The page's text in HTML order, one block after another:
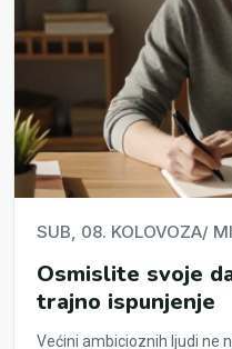
SUB, 08. KOLOVOZA/
Osmislite svoje
trajno ispunjenje
Većini ambicioznih ljudi ne